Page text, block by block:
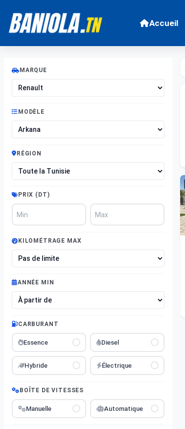
Accueil
MARQUE
MODÈLE
RÉGION
PRIX (DT)
KILOMÉTRAGE MAX
ANNÉE MIN
CARBURANT
Essence Diesel
Hybride Électrique
BOÎTE DE VITESSES
Manuelle Automatique